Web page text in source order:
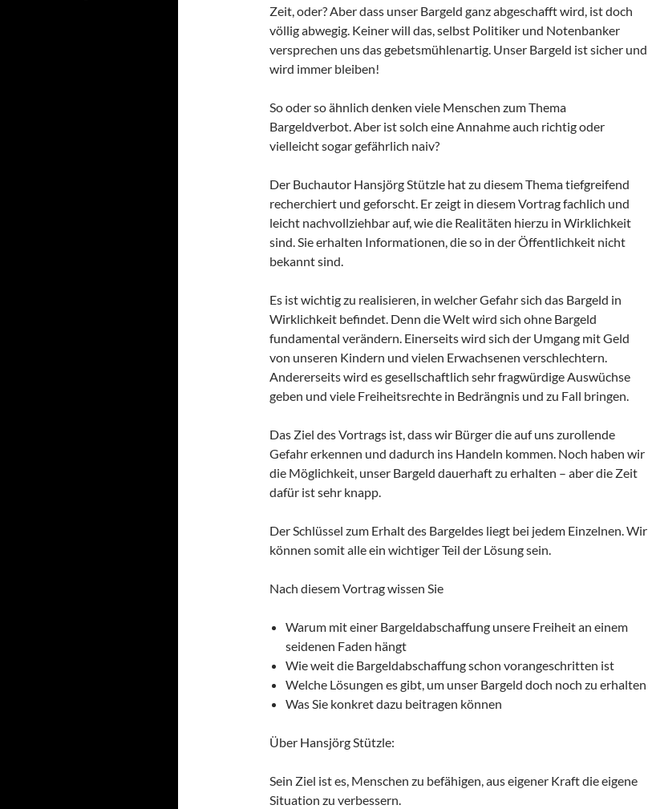
Zeit, oder? Aber dass unser Bargeld ganz abgeschafft wird, ist doch
völlig abwegig. Keiner will das, selbst Politiker und Notenbanker
versprechen uns das gebetsmühlenartig. Unser Bargeld ist sicher und
wird immer bleiben!
So oder so ähnlich denken viele Menschen zum Thema
Bargeldverbot. Aber ist solch eine Annahme auch richtig oder
vielleicht sogar gefährlich naiv?
Der Buchautor Hansjörg Stützle hat zu diesem Thema tiefgreifend
recherchiert und geforscht. Er zeigt in diesem Vortrag fachlich und
leicht nachvollziehbar auf, wie die Realitäten hierzu in Wirklichkeit
sind. Sie erhalten Informationen, die so in der Öffentlichkeit nicht
bekannt sind.
Es ist wichtig zu realisieren, in welcher Gefahr sich das Bargeld in
Wirklichkeit befindet. Denn die Welt wird sich ohne Bargeld
fundamental verändern. Einerseits wird sich der Umgang mit Geld
von unseren Kindern und vielen Erwachsenen verschlechtern.
Andererseits wird es gesellschaftlich sehr fragwürdige Auswüchse
geben und viele Freiheitsrechte in Bedrängnis und zu Fall bringen.
Das Ziel des Vortrags ist, dass wir Bürger die auf uns zurollende
Gefahr erkennen und dadurch ins Handeln kommen. Noch haben wir
die Möglichkeit, unser Bargeld dauerhaft zu erhalten – aber die Zeit
dafür ist sehr knapp.
Der Schlüssel zum Erhalt des Bargeldes liegt bei jedem Einzelnen. Wir
können somit alle ein wichtiger Teil der Lösung sein.
Nach diesem Vortrag wissen Sie
Warum mit einer Bargeldabschaffung unsere Freiheit an einem
seidenen Faden hängt
Wie weit die Bargeldabschaffung schon vorangeschritten ist
Welche Lösungen es gibt, um unser Bargeld doch noch zu erhalten
Was Sie konkret dazu beitragen können
Über Hansjörg Stützle:
Sein Ziel ist es, Menschen zu befähigen, aus eigener Kraft die eigene
Situation zu verbessern.